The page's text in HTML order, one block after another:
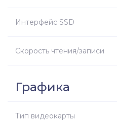
Интерфейс SSD
Скорость чтения/записи
Графика
Тип видеокарты